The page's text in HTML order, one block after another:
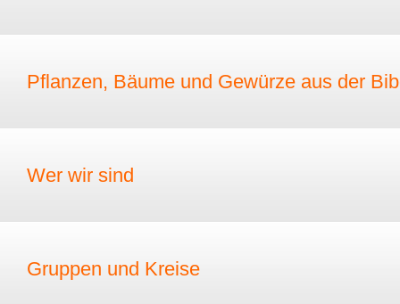
Pflanzen, Bäume und Gewürze aus der
Wer wir sind
Gruppen und Kreise